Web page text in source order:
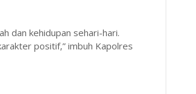
dan kehidupan sehari-hari.
positif,” imbuh Kapolres